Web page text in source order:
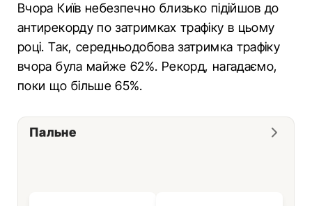
Вчора Київ небезпечно близько підійшов до
антирекорду по затримках трафіку в цьому
році. Так, середньодобова затримка трафіку
вчора була майже 62%. Рекорд, нагадаємо,
поки що більше 65%.
Пальне